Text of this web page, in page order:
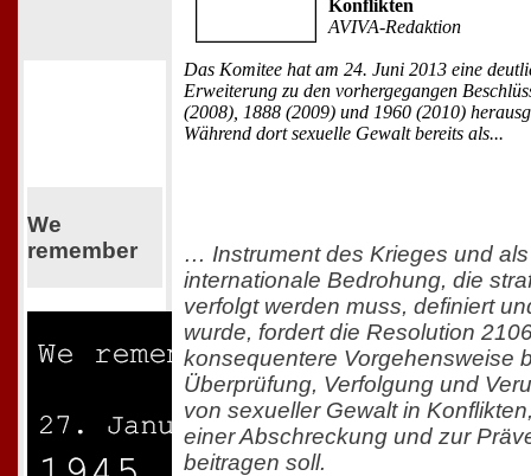
We
remember
Konflikten
AVIVA-Redaktion
Das Komitee hat am 24. Juni 2013 eine
Erweiterung zu den vorhergegangen
(2008), 1888 (2009) und 1960 (2010)
Während dort sexuelle Gewalt bereits als...
… Instrument des Krieges und
internationale Bedrohung, die
verfolgt werden muss, definiert
wurde, fordert die Resolution
konsequentere Vorgehensweise
Überprüfung, Verfolgung und
von sexueller Gewalt in
einer Abschreckung und zur
beitragen soll.